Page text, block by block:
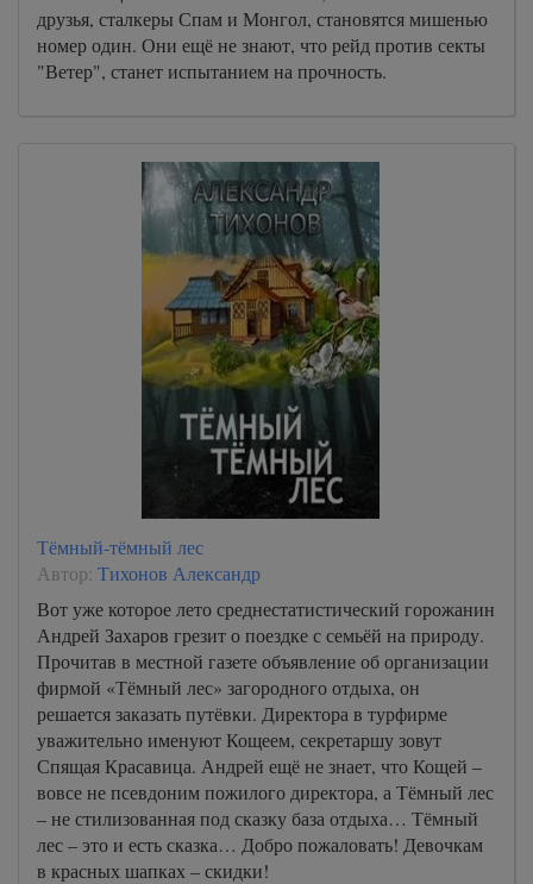
друзья, сталкеры Спам и Монгол, становятся мишенью
номер один. Они ещё не знают, что рейд против секты
"Ветер", станет испытанием на прочность.
Тёмный-тёмный лес
Автор: Тихонов Александр
Вот уже которое лето среднестатистический горожанин
Андрей Захаров грезит о поездке с семьёй на природу.
Прочитав в местной газете объявление об организации
фирмой «Тёмный лес» загородного отдыха, он
решается заказать путёвки. Директора в турфирме
уважительно именуют Кощеем, секретаршу зовут
Спящая Красавица. Андрей ещё не знает, что Кощей –
вовсе не псевдоним пожилого директора, а Тёмный лес
– не стилизованная под сказку база отдыха… Тёмный
лес – это и есть сказка… Добро пожаловать! Девочкам
в красных шапках – скидки!